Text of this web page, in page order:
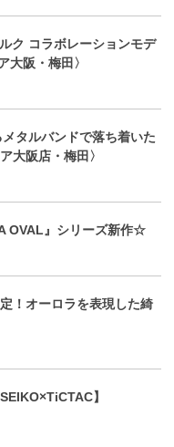
ク コラボレーションモデ
阪・梅田〉
タルバンドで落ち着いた
大阪店・梅田〉
OVAL』シリーズ新作☆
！オーロラを表現した綺
】